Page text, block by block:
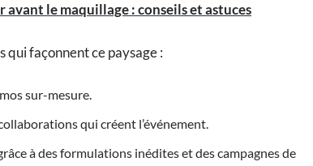
avant le maquillage : conseils et astuces
façonnent ce paysage :
sur-mesure.
qui créent l’événement.
à des formulations inédites et des campagnes de